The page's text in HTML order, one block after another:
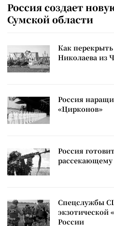
Россия создает
Сумской области
Как
Николаева из
Россия
«Цирконов»
Россия
рассекающему
Спецслужбы
экзотической
России